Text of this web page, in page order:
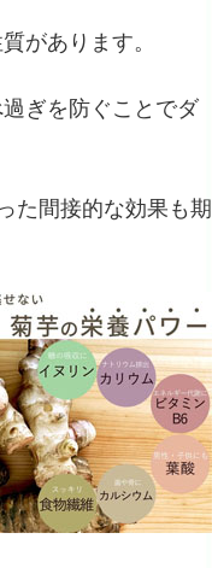
があります。
ぎを防ぐことでダ
た間接的な効果も期